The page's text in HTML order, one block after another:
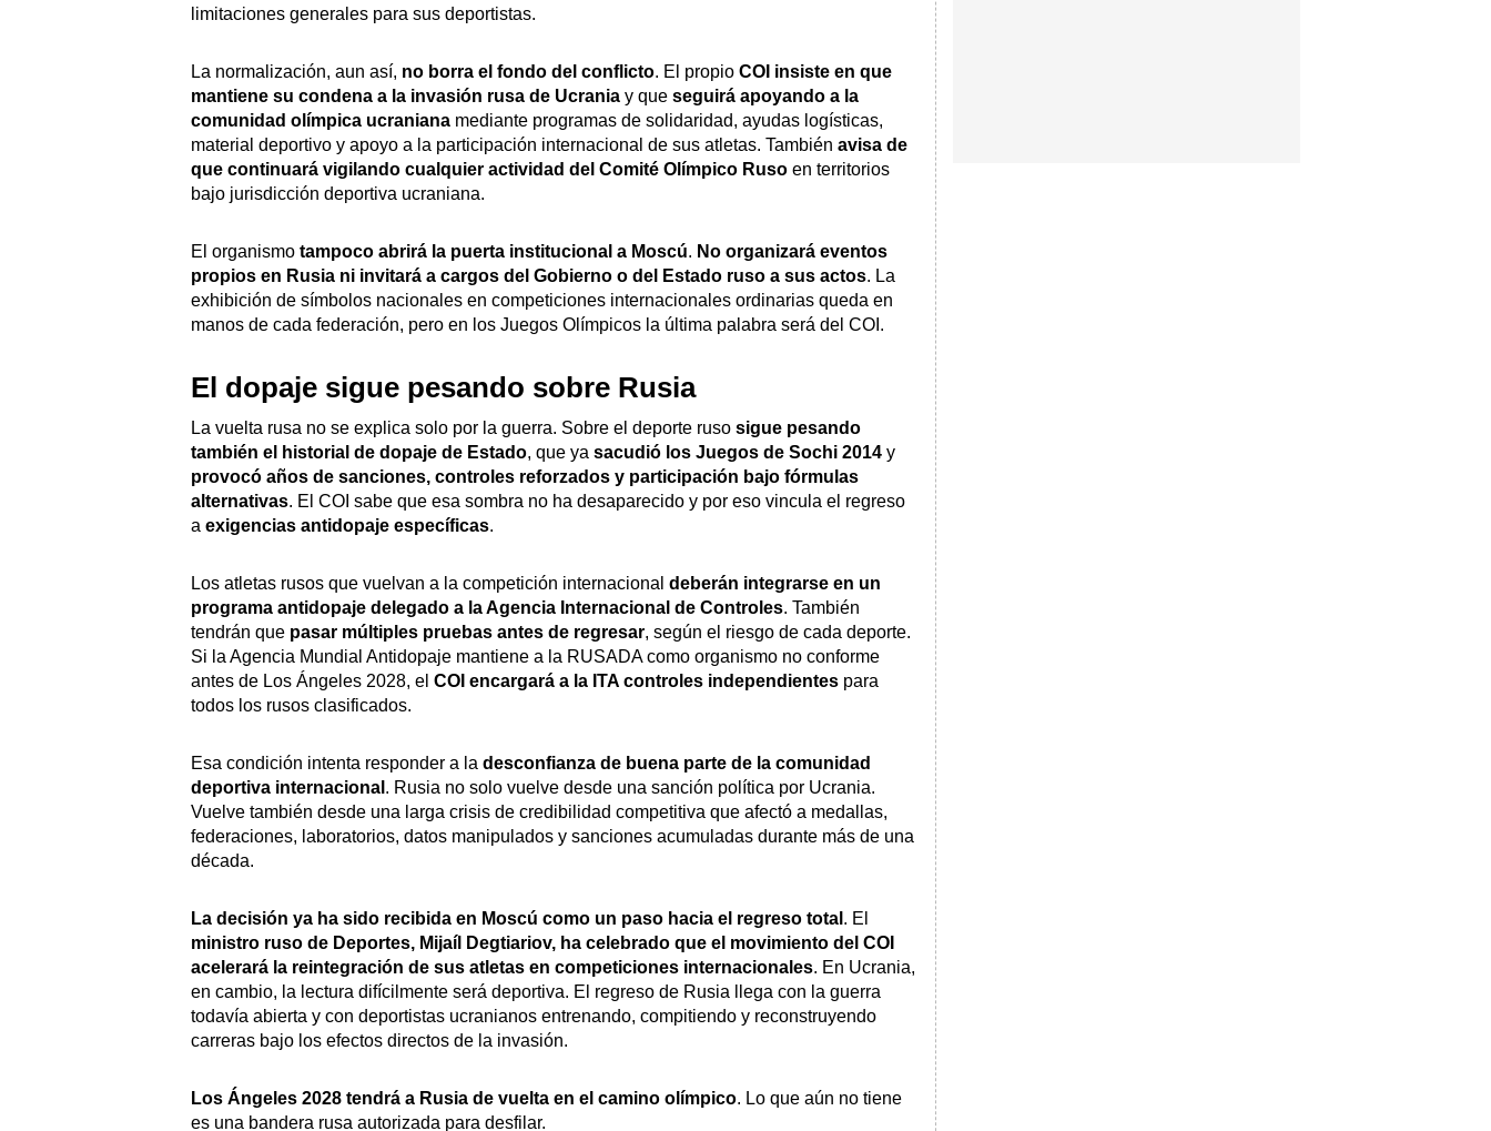
limitaciones generales para sus deportistas.
La normalización, aun así, no borra el fondo del conflicto. El propio COI insiste en que
mantiene su condena a la invasión rusa de Ucrania y que seguirá apoyando a la
comunidad olímpica ucraniana mediante programas de solidaridad, ayudas logísticas,
material deportivo y apoyo a la participación internacional de sus atletas. También avisa de
que continuará vigilando cualquier actividad del Comité Olímpico Ruso en territorios
bajo jurisdicción deportiva ucraniana.
El organismo tampoco abrirá la puerta institucional a Moscú. No organizará eventos
propios en Rusia ni invitará a cargos del Gobierno o del Estado ruso a sus actos. La
exhibición de símbolos nacionales en competiciones internacionales ordinarias queda en
manos de cada federación, pero en los Juegos Olímpicos la última palabra será del COI.
El dopaje sigue pesando sobre Rusia
La vuelta rusa no se explica solo por la guerra. Sobre el deporte ruso sigue pesando
también el historial de dopaje de Estado, que ya sacudió los Juegos de Sochi 2014 y
provocó años de sanciones, controles reforzados y participación bajo fórmulas
alternativas. El COI sabe que esa sombra no ha desaparecido y por eso vincula el regreso
a exigencias antidopaje específicas.
Los atletas rusos que vuelvan a la competición internacional deberán integrarse en un
programa antidopaje delegado a la Agencia Internacional de Controles. También
tendrán que pasar múltiples pruebas antes de regresar, según el riesgo de cada deporte.
Si la Agencia Mundial Antidopaje mantiene a la RUSADA como organismo no conforme
antes de Los Ángeles 2028, el COI encargará a la ITA controles independientes para
todos los rusos clasificados.
Esa condición intenta responder a la desconfianza de buena parte de la comunidad
deportiva internacional . Rusia no solo vuelve desde una sanción política por Ucrania.
Vuelve también desde una larga crisis de credibilidad competitiva que afectó a medallas,
federaciones, laboratorios, datos manipulados y sanciones acumuladas durante más de una
década.
La decisión ya ha sido recibida en Moscú como un paso hacia el regreso total . El
ministro ruso de Deportes, Mijaíl Degtiariov, ha celebrado que el movimiento del COI
acelerará la reintegración de sus atletas en competiciones internacionales. En Ucrania,
en cambio, la lectura difícilmente será deportiva. El regreso de Rusia llega con la guerra
todavía abierta y con deportistas ucranianos entrenando, compitiendo y reconstruyendo
carreras bajo los efectos directos de la invasión.
Los Ángeles 2028 tendrá a Rusia de vuelta en el camino olímpico. Lo que aún no tiene
es una bandera rusa autorizada para desfilar.